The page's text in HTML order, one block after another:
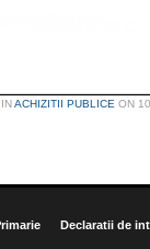
INACHIZITII PUBLICE ON
Declaratii de